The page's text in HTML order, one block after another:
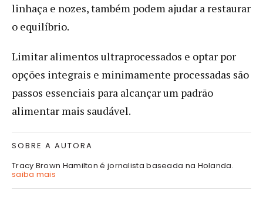
linhaça e nozes, também podem ajudar a restaurar
o equilíbrio.
Limitar alimentos ultraprocessados e optar por
opções integrais e minimamente processadas são
passos essenciais para alcançar um padrão
alimentar mais saudável.
SOBRE A AUTORA
Tracy Brown Hamilton é jornalista baseada na Holanda.
saiba mais